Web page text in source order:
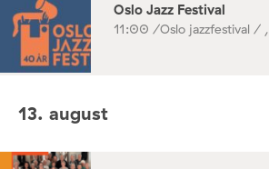
Oslo Jazz Festival
11:00 /Oslo jazzfestival / ,
13. august